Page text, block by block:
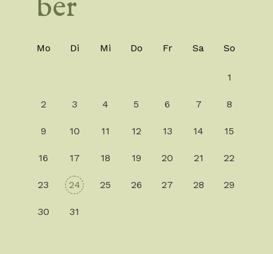
ber
Mo Di Mi Do Fr Sa So
1
2 3 4 5 6 7 8
9 10 11 12 13 14 15
16 17 18 19 20 21 22
23 24 25 26 27 28 29
30 31